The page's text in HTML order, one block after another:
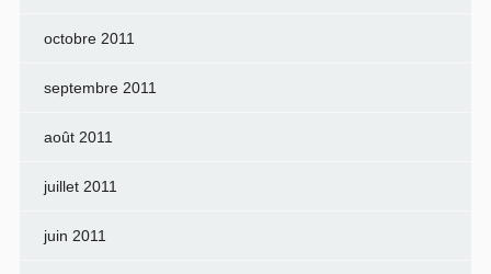
octobre 2011
septembre 2011
août 2011
juillet 2011
juin 2011